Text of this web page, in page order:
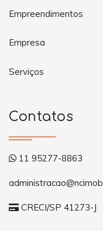
Empreendimentos
Empresa
Serviços
Contatos
11 95277-8863
CRECI/SP 41273-J